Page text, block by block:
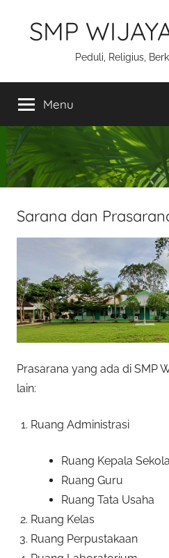
SMP
Peduli, Religius,
Menu
Sarana dan
Prasarana yang ada di SMP
lain:
Ruang Administrasi
Ruang Kepala
Ruang Guru
Ruang Tata Usaha
Ruang Kelas
Ruang Perpustakaan